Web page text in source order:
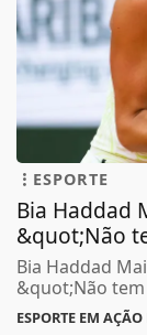
ESPORTE
Bia Haddad
&quot;Não
Bia Haddad
&quot;Não
ESPORTE EM